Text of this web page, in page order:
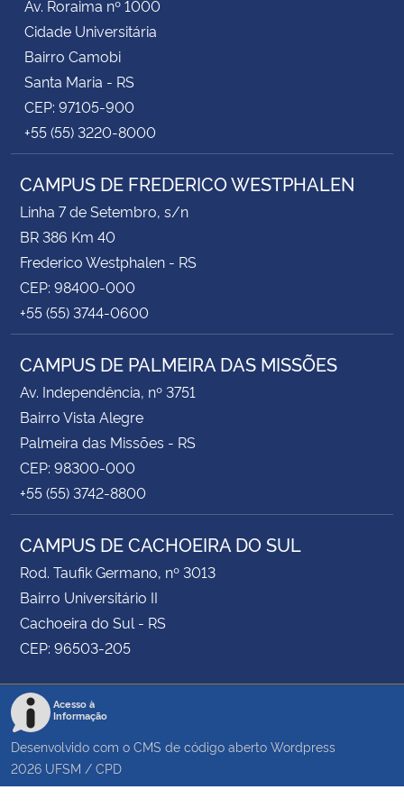
Av. Roraima nº 1000
Cidade Universitária
Bairro Camobi
Santa Maria - RS
CEP: 97105-900
+55 (55) 3220-8000
CAMPUS DE FREDERICO WESTPHALEN
Linha 7 de Setembro, s/n
BR 386 Km 40
Frederico Westphalen - RS
CEP: 98400-000
+55 (55) 3744-0600
CAMPUS DE PALMEIRA DAS MISSÕES
Av. Independência, nº 3751
Bairro Vista Alegre
Palmeira das Missões - RS
CEP: 98300-000
+55 (55) 3742-8800
CAMPUS DE CACHOEIRA DO SUL
Rod. Taufik Germano, nº 3013
Bairro Universitário II
Cachoeira do Sul - RS
CEP: 96503-205
Acesso à
Informação
Desenvolvido com o CMS de código aberto Wordpress
2026 UFSM / CPD